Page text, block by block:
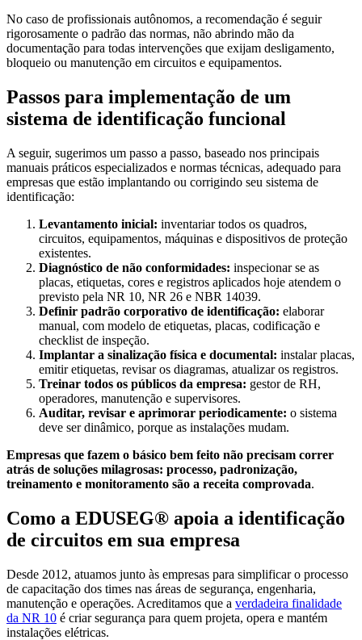
No caso de profissionais autônomos, a recomendação é seguir
rigorosamente o padrão das normas, não abrindo mão da
documentação para todas intervenções que exijam desligamento,
bloqueio ou manutenção em circuitos e equipamentos.
Passos para implementação de um
sistema de identificação funcional
A seguir, sugerimos um passo a passo, baseado nos principais
manuais práticos especializados e normas técnicas, adequado para
empresas que estão implantando ou corrigindo seu sistema de
identificação:
Levantamento inicial: inventariar todos os quadros,
circuitos, equipamentos, máquinas e dispositivos de proteção
existentes.
Diagnóstico de não conformidades: inspecionar se as
placas, etiquetas, cores e registros aplicados hoje atendem o
previsto pela NR 10, NR 26 e NBR 14039.
Definir padrão corporativo de identificação: elaborar
manual, com modelo de etiquetas, placas, codificação e
checklist de inspeção.
Implantar a sinalização física e documental: instalar placas,
emitir etiquetas, revisar os diagramas, atualizar os registros.
Treinar todos os públicos da empresa: gestor de RH,
operadores, manutenção e supervisores.
Auditar, revisar e aprimorar periodicamente: o sistema
deve ser dinâmico, porque as instalações mudam.
Empresas que fazem o básico bem feito não precisam correr
atrás de soluções milagrosas: processo, padronização,
treinamento e monitoramento são a receita comprovada.
Como a EDUSEG® apoia a identificação
de circuitos em sua empresa
Desde 2012, atuamos junto às empresas para simplificar o processo
de capacitação dos times nas áreas de segurança, engenharia,
manutenção e operações. Acreditamos que a verdadeira finalidade
da NR 10 é criar segurança para quem projeta, opera e mantém
instalações elétricas.